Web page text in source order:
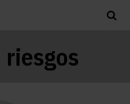
riesgos